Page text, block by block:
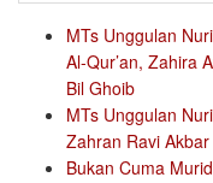
MTs Unggulan
Al-Qur’an, Zahira
Bil Ghoib
MTs Unggulan
Zahran Ravi
Bukan Cuma